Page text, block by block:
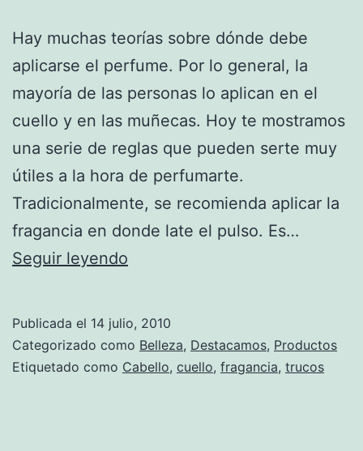
Hay muchas teorías sobre dónde debe
aplicarse el perfume. Por lo general, la
mayoría de las personas lo aplican en el
cuello y en las muñecas. Hoy te mostramos
una serie de reglas que pueden serte muy
útiles a la hora de perfumarte.
Tradicionalmente, se recomienda aplicar la
fragancia en donde late el pulso. Es…
Seguir leyendo
mejor
lugar
Publicada el 14 julio, 2010
Categorizado como Belleza, Destacamos, Productos
Etiquetado como Cabello, cuello, fragancia, trucos